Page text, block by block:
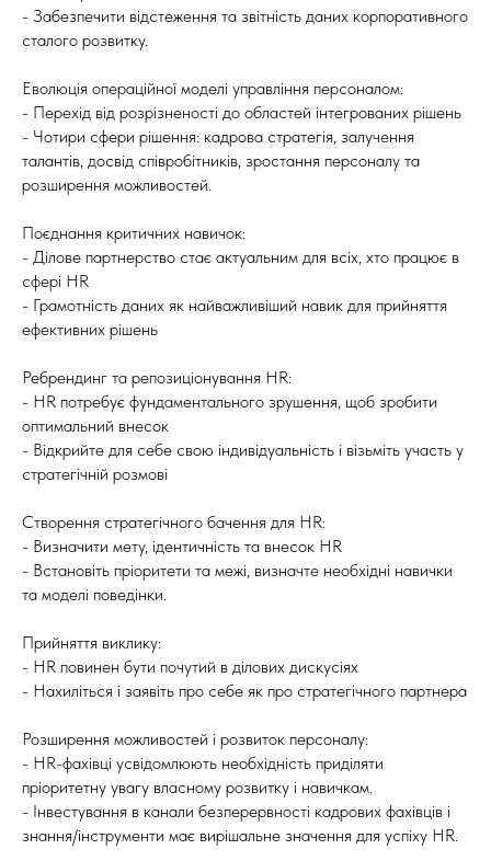
- Забезпечити відстеження та звітність даних корпоративного
сталого розвитку.
Еволюція операційної моделі управління персоналом:
- Перехід від розрізненості до областей інтегрованих рішень
- Чотири сфери рішення: кадрова стратегія, залучення
талантів, досвід співробітників, зростання персоналу та
розширення можливостей.
Поєднання критичних навичок:
- Ділове партнерство стає актуальним для всіх, хто працює в
сфері HR
- Грамотність даних як найважливіший навик для прийняття
ефективних рішень
Ребрендинг та репозиціонування HR:
- HR потребує фундаментального зрушення, щоб зробити
оптимальний внесок
- Відкрийте для себе свою індивідуальність і візьміть участь у
стратегічній розмові
Створення стратегічного бачення для HR:
- Визначити мету, ідентичність та внесок HR
- Встановіть пріоритети та межі, визначте необхідні навички
та моделі поведінки.
Прийняття виклику:
- HR повинен бути почутий в ділових дискусіях
- Нахиліться і заявіть про себе як про стратегічного партнера
Розширення можливостей і розвиток персоналу:
- HR-фахівці усвідомлюють необхідність приділяти
пріоритетну увагу власному розвитку і навичкам.
- Інвестування в канали безперервності кадрових фахівців і
знання/інструменти має вирішальне значення для успіху HR.